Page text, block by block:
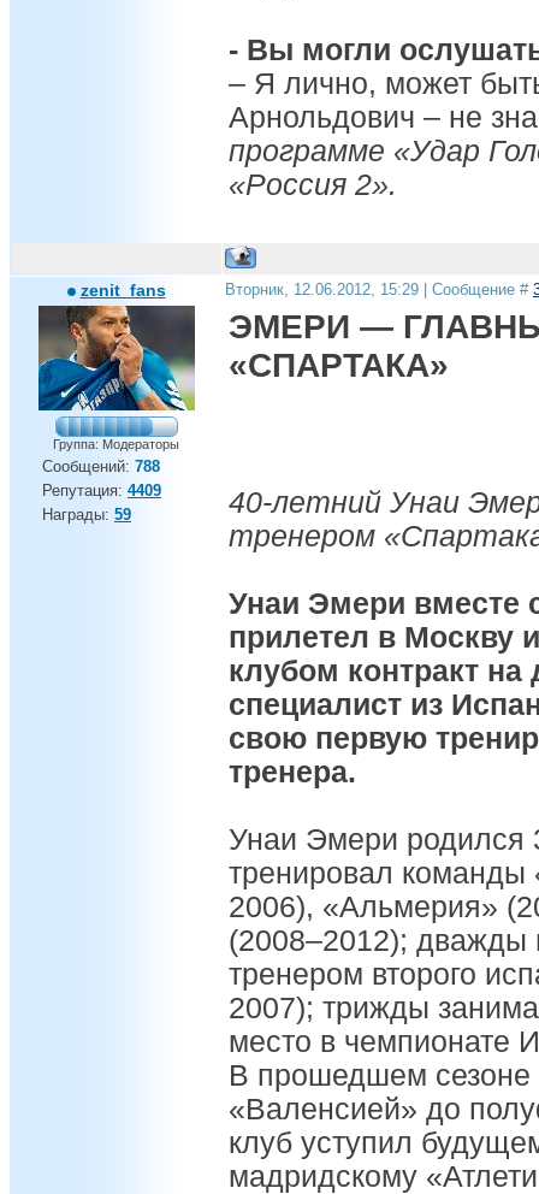
- Вы могли
– Я лично, может
Арнольдович – не
программе «Удар
«Россия 2».
zenit_fans
Группа: Модераторы
Сообщений: 788
Репутация: 4409
Награды: 59
Вторник, 12.06.2012, 15:29 | Сообщение #
ЭМЕРИ —
«СПАРТАКА»
40-летний Унаи
тренером
Унаи Эмери вместе
прилетел в Москву
клубом контракт на
специалист из
свою первую
тренера.
Унаи Эмери родился
тренировал команды
2006), «Альмерия»
(2008–2012); дважды
тренером второго
2007); трижды
место в чемпионате
В прошедшем
«Валенсией» до
клуб уступил
мадридскому